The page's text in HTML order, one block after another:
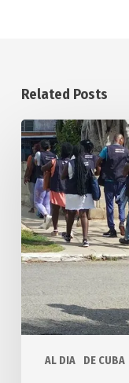
Related Posts
AL DIA DE CUBA
Aplican
sanciones
por
precios
abusivos
en
varias
provincias
cubanas